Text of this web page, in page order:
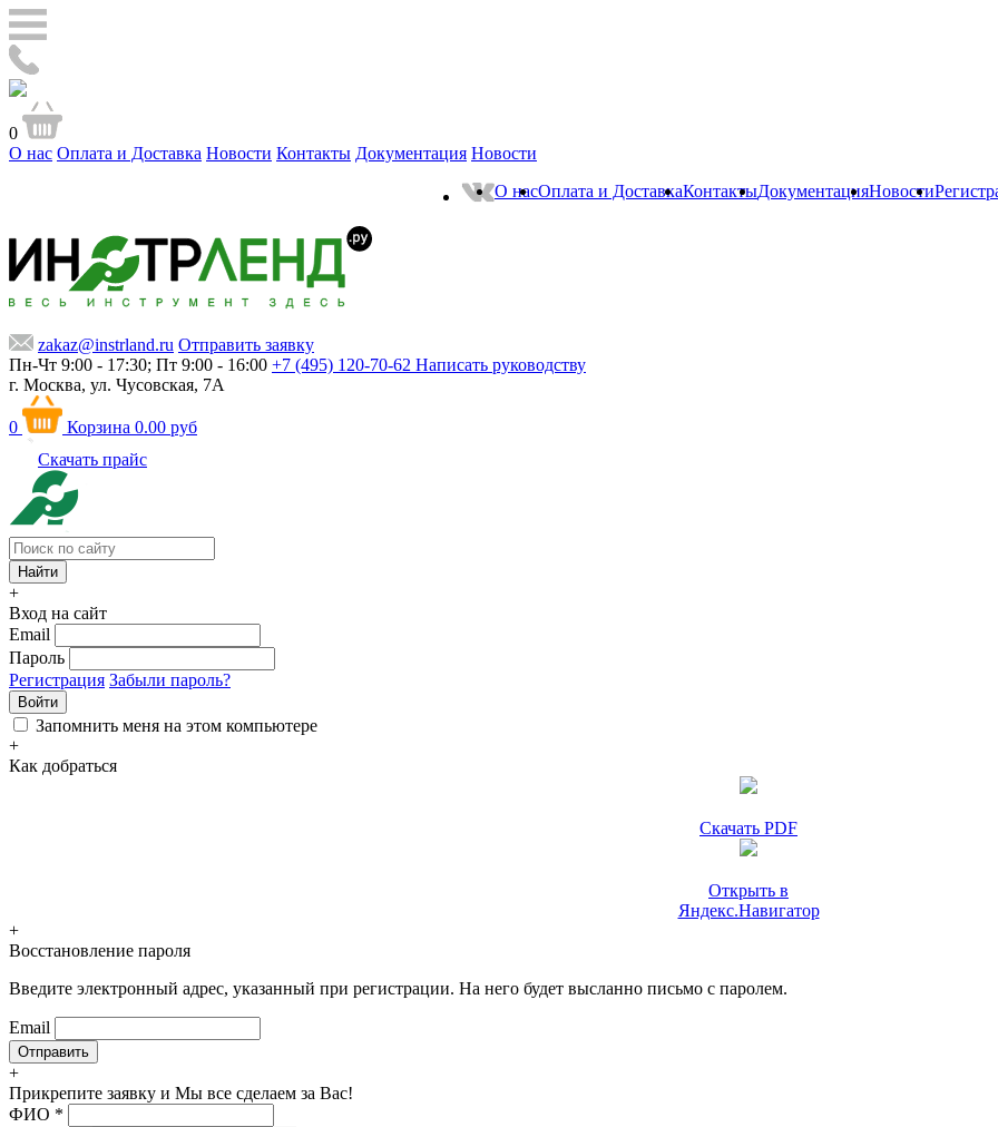
0
О нас Оплата и Доставка Новости Контакты Документация Новости
О насОплата и ДоставкаКонтактыДокументацияНовости
zakaz@instrland.ru Отправить заявку
Пн-Чт 9:00 - 17:30; Пт 9:00 - 16:00 +7 (495) 120-70-62 Написать руководству
г. Москва, ул. Чусовская, 7А
0 Корзина 0.00 руб
Скачать прайс
+
Вход на сайт
Email
Пароль
Регистрация Забыли пароль?
Войти
Запомнить меня на этом компьютере
+
Как добраться
Скачать PDF
Открыть в
Яндекс.Навигатор
+
Восстановление пароля
Введите электронный адрес, указанный при регистрации. На него будет высланно письмо с паролем.
Email
+
Прикрепите заявку и Мы все сделаем за Вас!
ФИО *